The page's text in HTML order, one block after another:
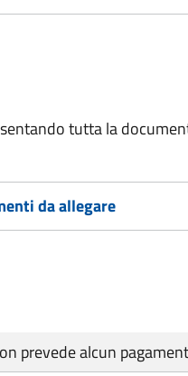
tutta la
da allegare
prevede alcun